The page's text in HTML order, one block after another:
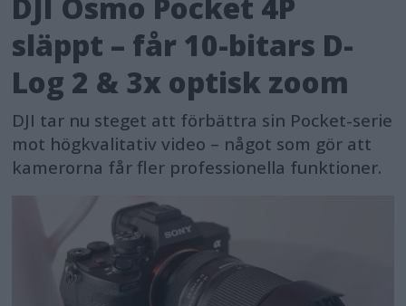
DJI Osmo Pocket 4P
släppt – får 10-bitars D-
Log 2 & 3x optisk zoom
DJI tar nu steget att förbättra sin Pocket-serie
mot högkvalitativ video – något som gör att
kamerorna får fler professionella funktioner.